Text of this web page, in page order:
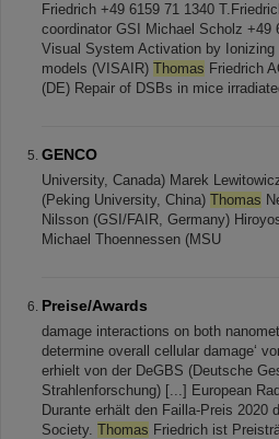
Friedrich +49 6159 71 1340
coordinator GSI Michael Scholz +49
Visual System Activation by Ionizing
models (VISAIR) Thomas Friedrich
(DE) Repair of DSBs in mice
GENCO
University, Canada) Marek
(Peking University, China) Thomas
Nilsson (GSI/FAIR, Germany)
Michael Thoennessen (MSU
Preise/Awards
damage interactions on both
determine overall cellular damage‘
erhielt von der DeGBS (Deutsche
Strahlenforschung) [...] European
Durante erhält den Failla-Preis 2020
Society. Thomas Friedrich ist